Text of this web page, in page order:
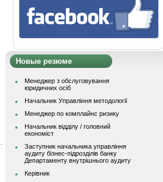
Новые резюме
Менеджер з обслуговування
юридичних осіб
Начальник Управління методології
Менеджер по комплайнс ризику
Начальник відділу / головний
економіст
Заступник начальника управління
аудиту бізнес-підрозділів банку
Департаменту внутрішнього аудиту
Керівник